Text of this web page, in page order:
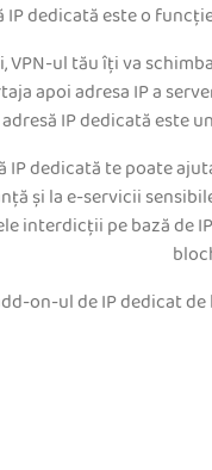
IP dedicată este o
VPN-ul tău îți va
apoi adresa IP a
adresă IP dedicată este
IP dedicată te poate
și la e-servicii
interdicții pe bază de
on-ul de IP dedicat